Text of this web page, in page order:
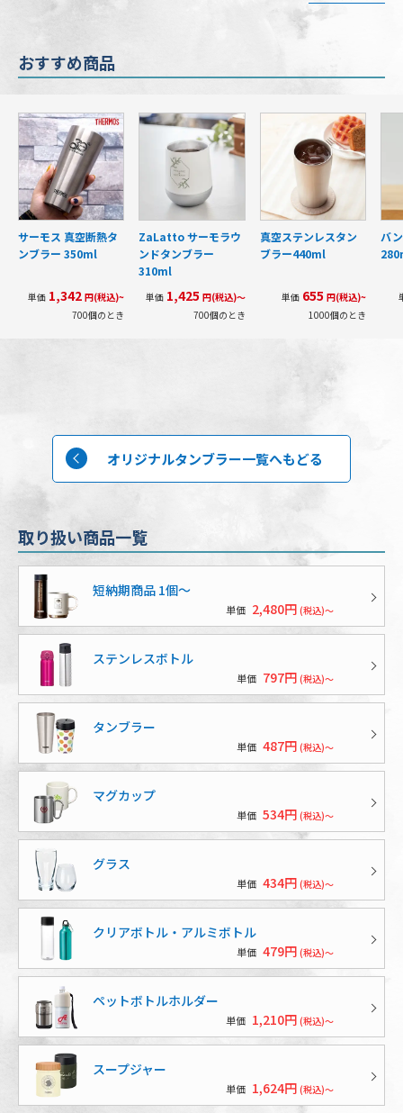
おすすめ商品
サーモス 真空断熱タ
ンブラー 350ml
単価 1,342円(税込)~
700個のとき
ZaLatto サーモラウ
ンドタンブラー
310ml
単価1,425 円(税込)～
700個のとき
真空ステンレスタン
ブラー440ml
単価655 円(税込)~
1000個のとき
バ
オリジナルタンブラー一覧へもどる
取り扱い商品一覧
短納期商品 1個〜
単価 2,480円 (税込)～
ステンレスボトル
単価 797円 (税込)～
タンブラー
単価 487円 (税込)～
マグカップ
単価 534円 (税込)～
グラス
単価 434円 (税込)～
クリアボトル・アルミボトル
単価 479円 (税込)～
ペットボトルホルダー
単価 1,210円 (税込)～
スープジャー
単価 1,624円 (税込)～